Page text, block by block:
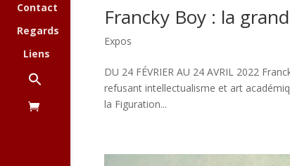
Contact
Regards
Liens
Francky Boy : la
Expos
DU 24 FÉVRIER AU 24 AVRIL 2022
refusant intellectualisme et art
la Figuration...